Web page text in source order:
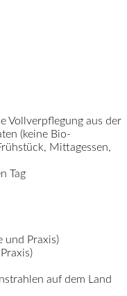
Vollverpflegung aus der
(keine Bio-
Mittagessen,
Tag
und Praxis)
auf dem Land